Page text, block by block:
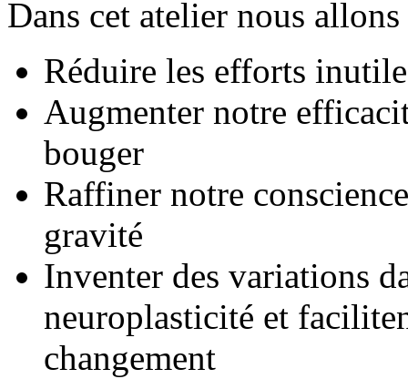
Dans cet atelier nous
Réduire les efforts
Augmenter notre
bouger
Raffiner notre
gravité
Inventer des variations
neuroplasticité et
changement